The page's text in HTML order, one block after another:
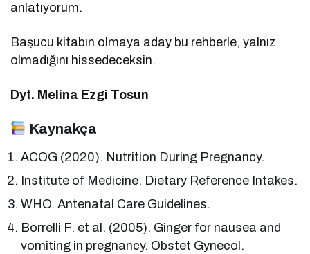
anlatıyorum.
Başucu kitabın olmaya aday bu rehberle, yalnız
olmadığını hissedeceksin.
Dyt. Melina Ezgi Tosun
Kaynakça
ACOG (2020). Nutrition During Pregnancy.
Institute of Medicine. Dietary Reference Intakes.
WHO. Antenatal Care Guidelines.
Borrelli F. et al. (2005). Ginger for nausea and
vomiting in pregnancy. Obstet Gynecol.